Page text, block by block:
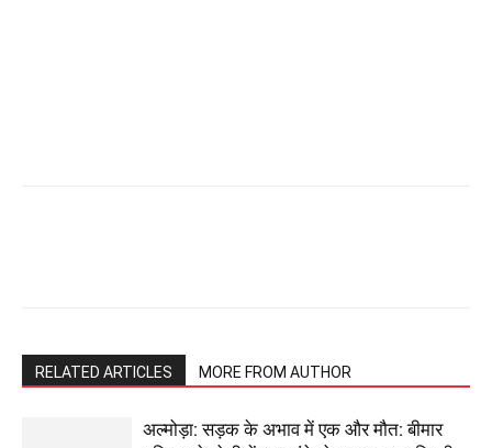
RELATED ARTICLES MORE FROM AUTHOR
अल्मोड़ा: सड़क के अभाव में एक और मौत: बीमार